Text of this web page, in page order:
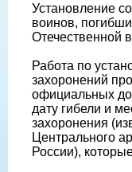
Установление
воинов,
Отечественной
Работа по
захоронений
официальных
дату гибели и
захоронения
Центрального
России),